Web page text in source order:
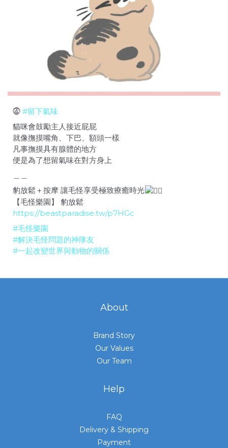
⓸ #留下氣味
貓咪會鼓勵主人接近屁屁
就像撫摸嘴角、下巴、額頭一樣
凡事撫摸具有腺體的地方
便是為了想留氣味在對方身上
豹放鬆＋按摩 讓毛怪享受極致療癒時光
【毛怪樂園】 豹放鬆
https://beastparadise.tw/p7HGc
#毛怪樂園
#解決毛怪問題的神隊友
#一起改變世界與動物的關係
About
Brand Story
Our Values
Our Team
Help
FAQ
Delivery & Shipping
Payment